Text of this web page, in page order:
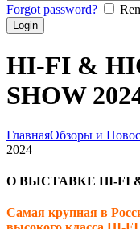
Forgot password?
HI-FI &
SHOW
ГлавнаяОбзоры и
2024
О ВЫСТАВКЕ HI-FI &
Самая крупная в